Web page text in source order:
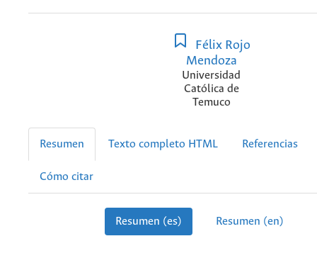
Félix Rojo
Mendoza
Universidad
Católica de
Temuco
Resumen Texto completo HTML Referencias
Cómo citar
Resumen (es) Resumen (en)